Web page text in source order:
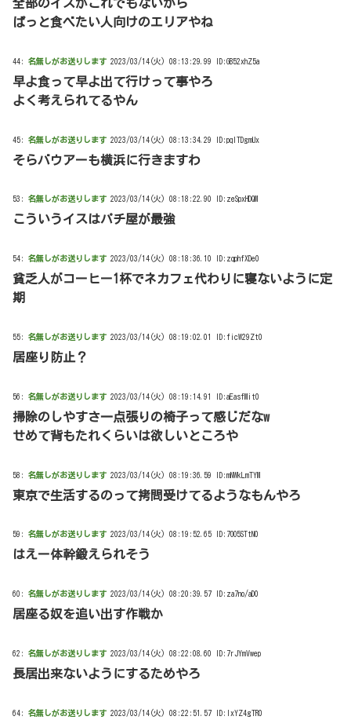
全部のイスがこれでもないから
ぱっと食べたい人向けのエリアやね
44: 名無しがお送りします 2023/03/14(火) 08:13:29.99 ID:GB52xhZ5a
早よ食って早よ出て行けって事やろ
よく考えられてるやん
45: 名無しがお送りします 2023/03/14(火) 08:13:34.29 ID:pqITDgmUx
そらバウアーも横浜に行きますわ
53: 名無しがお送りします 2023/03/14(火) 08:18:22.90 ID:zeSpxHDQM
こういうイスはパチ屋が最強
54: 名無しがお送りします 2023/03/14(火) 08:18:36.10 ID:zqphfXDe0
貧乏人がコーヒー1杯でネカフェ代わりに寝ないように定
期
55: 名無しがお送りします 2023/03/14(火) 08:19:02.01 ID:ficW29Zt0
居座り防止？
56: 名無しがお送りします 2023/03/14(火) 08:19:14.91 ID:aEasfMit0
掃除のしやすさ一点張りの椅子って感じだなw
せめて背もたれくらいは欲しいところや
58: 名無しがお送りします 2023/03/14(火) 08:19:36.59 ID:mNWkLmTYM
東京で生活するのって拷問受けてるようなもんやろ
59: 名無しがお送りします 2023/03/14(火) 08:19:52.65 ID:7OO5STtN0
はえー体幹鍛えられそう
60: 名無しがお送りします 2023/03/14(火) 08:20:39.57 ID:za7no/aD0
居座る奴を追い出す作戦か
62: 名無しがお送りします 2023/03/14(火) 08:22:08.60 ID:7rJYmVwep
長居出来ないようにするためやろ
64: 名無しがお送りします 2023/03/14(火) 08:22:51.57 ID:IxYZ4gTR0